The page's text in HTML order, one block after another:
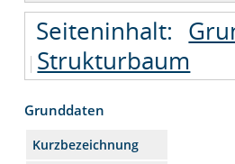
Seiteninhalt:
Strukturbaum
Grunddaten
Kurzbezeichnung